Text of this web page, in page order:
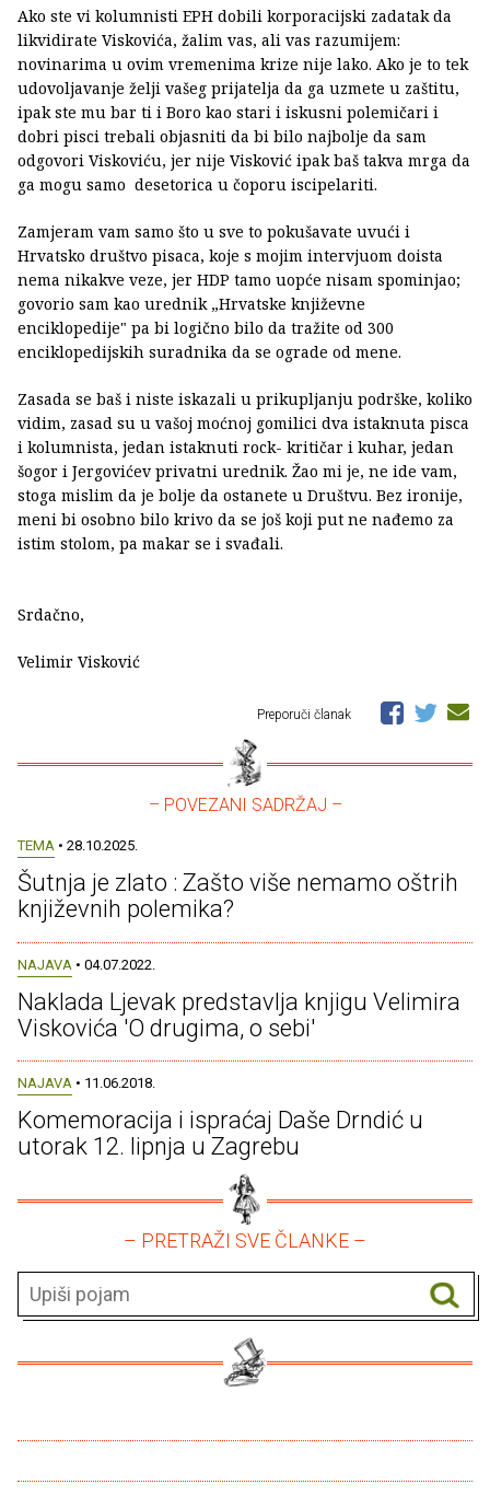
Ako ste vi kolumnisti EPH dobili korporacijski zadatak da
likvidirate Viskovića, žalim vas, ali vas razumijem:
novinarima u ovim vremenima krize nije lako. Ako je to tek
udovoljavanje želji vašeg prijatelja da ga uzmete u zaštitu,
ipak ste mu bar ti i Boro kao stari i iskusni polemičari i
dobri pisci trebali objasniti da bi bilo najbolje da sam
odgovori Viskoviću, jer nije Visković ipak baš takva mrga da
ga mogu samo desetorica u čoporu iscipelariti.
Zamjeram vam samo što u sve to pokušavate uvući i
Hrvatsko društvo pisaca, koje s mojim intervjuom doista
nema nikakve veze, jer HDP tamo uopće nisam spominjao;
govorio sam kao urednik „Hrvatske književne
enciklopedije" pa bi logično bilo da tražite od 300
enciklopedijskih suradnika da se ograde od mene.
Zasada se baš i niste iskazali u prikupljanju podrške, koliko
vidim, zasad su u vašoj moćnoj gomilici dva istaknuta pisca
i kolumnista, jedan istaknuti rock- kritičar i kuhar, jedan
šogor i Jergovićev privatni urednik. Žao mi je, ne ide vam,
stoga mislim da je bolje da ostanete u Društvu. Bez ironije,
meni bi osobno bilo krivo da se još koji put ne nađemo za
istim stolom, pa makar se i svađali.
Srdačno,
Velimir Visković
Preporuči članak
– POVEZANI SADRŽAJ –
TEMA • 28.10.2025.
Šutnja je zlato : Zašto više nemamo oštrih
književnih polemika?
NAJAVA • 04.07.2022.
Naklada Ljevak predstavlja knjigu Velimira
Viskovića 'O drugima, o sebi'
NAJAVA • 11.06.2018.
Komemoracija i ispraćaj Daše Drndić u
utorak 12. lipnja u Zagrebu
– PRETRAŽI SVE ČLANKE –